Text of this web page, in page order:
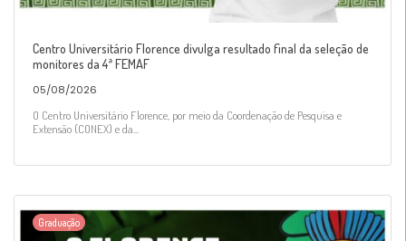
Centro Universitário Florence divulga resultado final da seleção de
monitores da 4ª FEMAF
05/08/2026
O Centro Universitário Florence, por meio da Coordenação de Pesquisa e
Extensão (CONEX) e da...
Graduação